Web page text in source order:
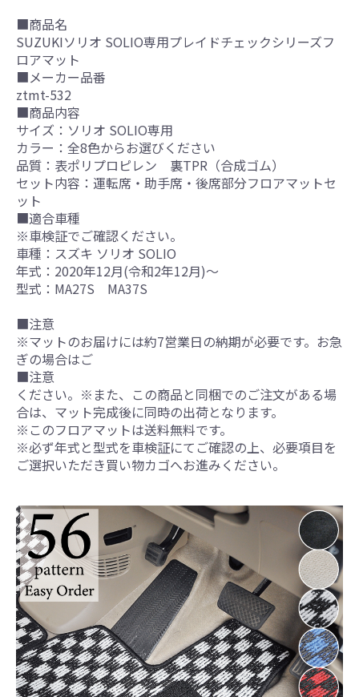
■商品名
SUZUKIソリオ SOLIO専用プレイドチェックシリーズフ
ロアマット
■メーカー品番
ztmt-532
■商品内容
サイズ：ソリオ SOLIO専用
カラー：全8色からお選びください
品質：表ポリプロピレン 裏TPR（合成ゴム）
セット内容：運転席・助手席・後席部分フロアマットセ
ット
■適合車種
※車検証でご確認ください。
車種：スズキ ソリオ SOLIO
年式：2020年12月(令和2年12月)～
型式：MA27S MA37S
■注意
※マットのお届けには約7営業日の納期が必要です。お急
ぎの場合はご
■注意
ください。※また、この商品と同梱でのご注文がある場
合は、マット完成後に同時の出荷となります。
※このフロアマットは送料無料です。
※必ず年式と型式を車検証にてご確認の上、必要項目を
ご選択いただき買い物カゴへお進みください。